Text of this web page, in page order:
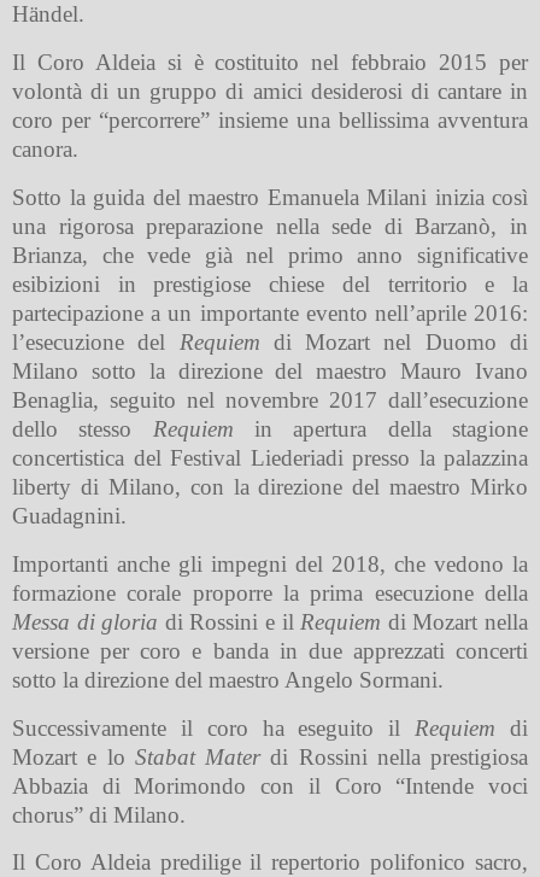
Händel.
Il Coro Aldeia si è costituito nel febbraio 2015 per
volontà di un gruppo di amici desiderosi di cantare in
coro per “percorrere” insieme una bellissima avventura
canora.
Sotto la guida del maestro Emanuela Milani inizia così
una rigorosa preparazione nella sede di Barzanò, in
Brianza, che vede già nel primo anno significative
esibizioni in prestigiose chiese del territorio e la
partecipazione a un importante evento nell’aprile 2016:
l’esecuzione del Requiem di Mozart nel Duomo di
Milano sotto la direzione del maestro Mauro Ivano
Benaglia, seguito nel novembre 2017 dall’esecuzione
dello stesso Requiem in apertura della stagione
concertistica del Festival Liederiadi presso la palazzina
liberty di Milano, con la direzione del maestro Mirko
Guadagnini.
Importanti anche gli impegni del 2018, che vedono la
formazione corale proporre la prima esecuzione della
Messa di gloria di Rossini e il Requiem di Mozart nella
versione per coro e banda in due apprezzati concerti
sotto la direzione del maestro Angelo Sormani.
Successivamente il coro ha eseguito il Requiem di
Mozart e lo Stabat Materdi Rossini nella prestigiosa
Abbazia di Morimondo con il Coro “Intende voci
chorus” di Milano.
Il Coro Aldeia predilige il repertorio polifonico sacro,